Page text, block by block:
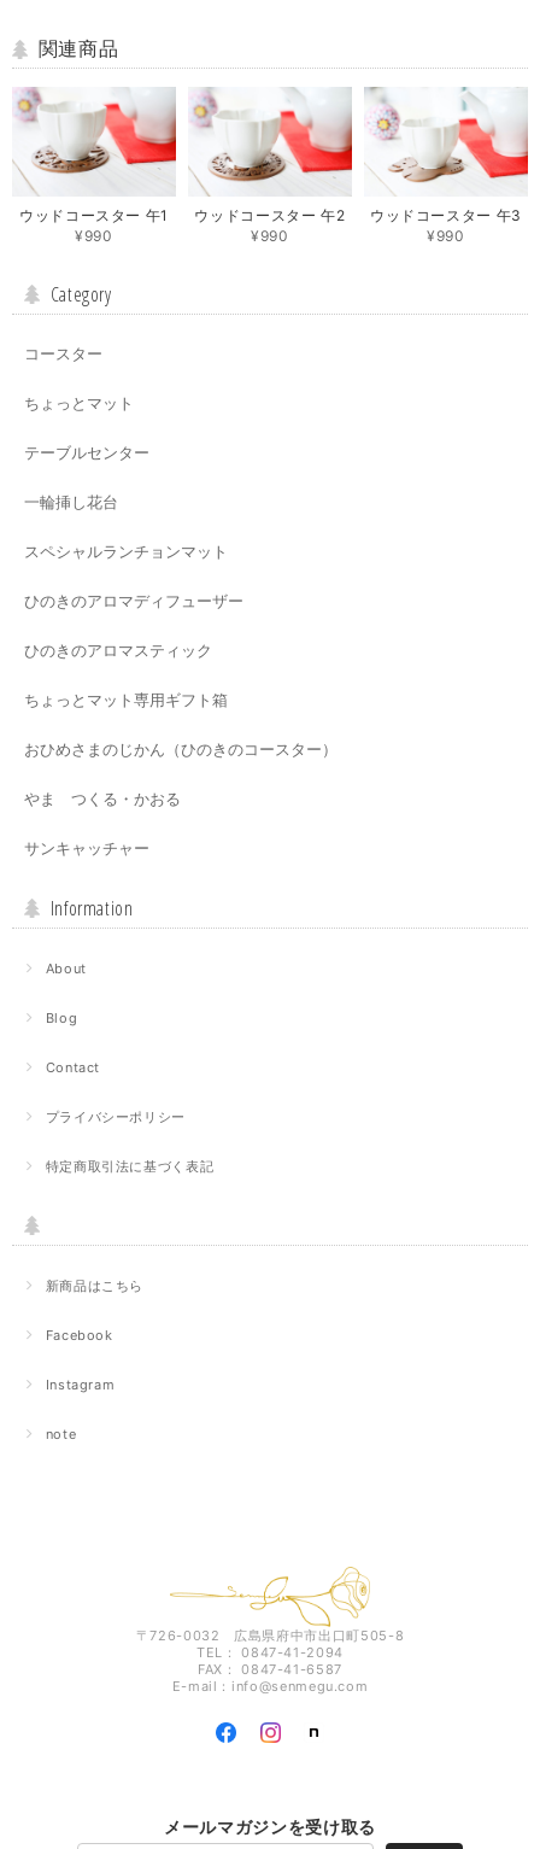
関連商品
ウッドコースター 午1
¥990
ウッドコースター 午2
¥990
ウッドコースター 午3
¥990
Category
コースター
ちょっとマット
テーブルセンター
一輪挿し花台
スペシャルランチョンマット
ひのきのアロマディフューザー
ひのきのアロマスティック
ちょっとマット専用ギフト箱
おひめさまのじかん（ひのきのコースター）
やま つくる・かおる
サンキャッチャー
Information
About
Blog
Contact
プライバシーポリシー
特定商取引法に基づく表記
新商品はこちら
Facebook
Instagram
note
〒726-0032 広島県府中市出口町505-8
TEL： 0847-41-2094
FAX： 0847-41-6587
E-mail： info@senmegu.com
メールマガジンを受け取る